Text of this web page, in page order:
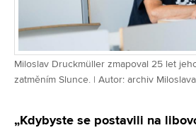
Miloslav Druckmüller zmapoval 25 let
zatměním Slunce. | Autor: archiv
„Kdybyste se postavili na